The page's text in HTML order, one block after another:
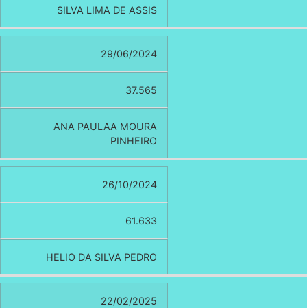
SILVA LIMA DE ASSIS
29/06/2024
37.565
ANA PAULAA MOURA
PINHEIRO
26/10/2024
61.633
HELIO DA SILVA PEDRO
22/02/2025